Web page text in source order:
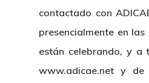
contactado con
presencialmente en
están celebrando, y a
www.adicae.net y